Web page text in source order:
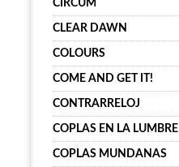
CIRCUM
CLEAR DAWN
COLOURS
COME AND GET IT!
CONTRARRELOJ
COPLAS EN LA LUMBRE
COPLAS MUNDANAS